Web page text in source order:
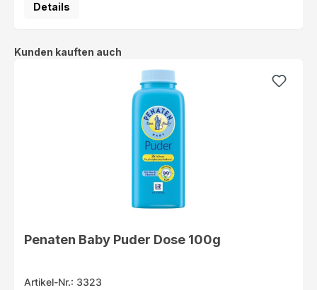
Details
Produktgalerie überspringen
Kunden kauften auch
Penaten Baby Puder Dose 100g
Artikel-Nr.: 3323